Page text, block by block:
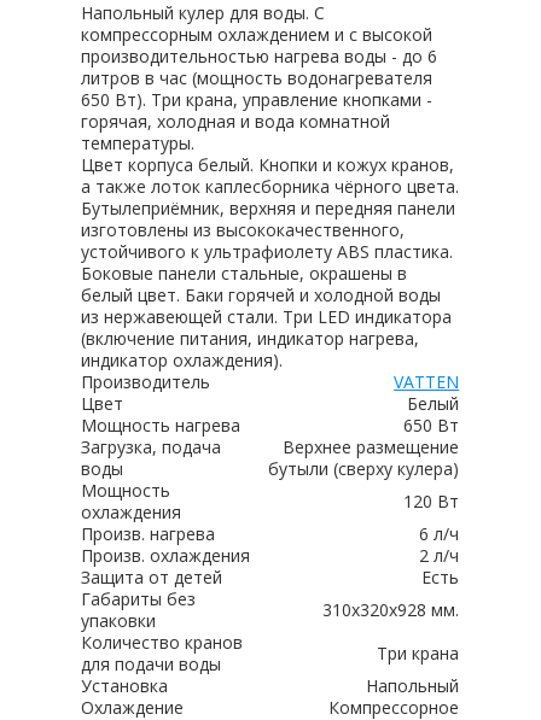
Напольный кулер для воды. С
компрессорным охлаждением и с высокой
производительностью нагрева воды - до 6
литров в час (мощность водонагревателя
650 Вт). Три крана, управление кнопками -
горячая, холодная и вода комнатной
температуры.
Цвет корпуса белый. Кнопки и кожух кранов,
а также лоток каплесборника чёрного цвета.
Бутылеприёмник, верхняя и передняя панели
изготовлены из высококачественного,
устойчивого к ультрафиолету ABS пластика.
Боковые панели стальные, окрашены в
белый цвет. Баки горячей и холодной воды
из нержавеющей стали. Три LED индикатора
(включение питания, индикатор нагрева,
индикатор охлаждения).
Производитель
VATTEN
Цвет
Белый
Мощность нагрева
650 Вт
Загрузка, подача
воды
Верхнее размещение
бутыли (сверху кулера)
Мощность
охлаждения
120 Вт
Произв. нагрева
6 л/ч
Произв. охлаждения
2 л/ч
Защита от детей
Есть
Габариты без
упаковки
310х320х928 мм.
Количество кранов
для подачи воды
Три крана
Установка
Напольный
Охлаждение
Компрессорное